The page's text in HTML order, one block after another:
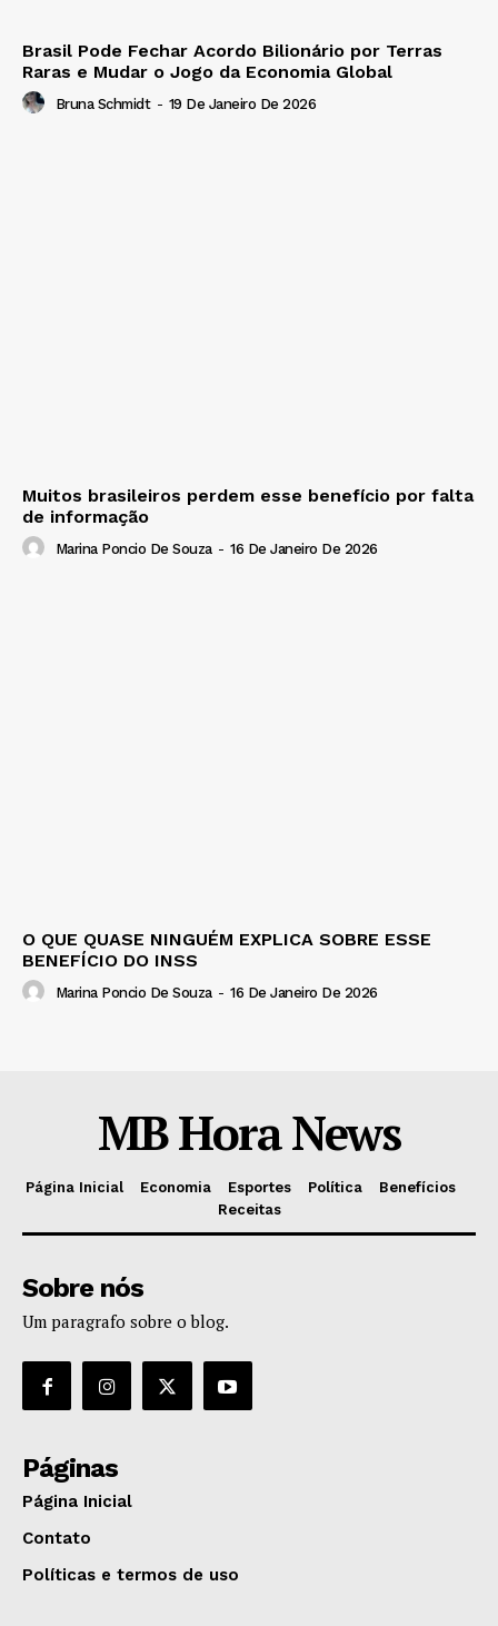
Brasil Pode Fechar Acordo Bilionário por Terras
Raras e Mudar o Jogo da Economia Global
Bruna Schmidt - 19 De Janeiro De 2026
Muitos brasileiros perdem esse benefício por falta
de informação
Marina Poncio De Souza - 16 De Janeiro De 2026
O QUE QUASE NINGUÉM EXPLICA SOBRE ESSE
BENEFÍCIO DO INSS
Marina Poncio De Souza - 16 De Janeiro De 2026
MB Hora News
Página Inicial Economia Esportes Política
Benefícios
Receitas
Sobre nós
Um paragrafo sobre o blog.
Páginas
Página Inicial
Contato
Políticas e termos de uso